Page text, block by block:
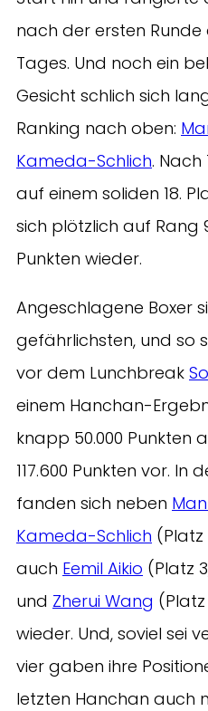
nach der ersten Runde
Tages. Und noch ein
Gesicht schlich sich
Ranking nach oben:
Kameda-Schlich. Nach
auf einem soliden 18.
sich plötzlich auf Rang
Punkten wieder.
Angeschlagene Boxer
gefährlichsten, und so
vor dem Lunchbreak
einem Hanchan-
knapp 50.000 Punkten
117.600 Punkten vor. In
fanden sich neben
Kameda-Schlich (Platz
auch Eemil Aikio (Platz
und Zherui Wang (Platz
wieder. Und, soviel sei
vier gaben ihre
letzten Hanchan auch